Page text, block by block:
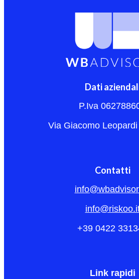
Dati
P.Iva
Via Giacomo
Contatti
+39 0422
Link rapidi